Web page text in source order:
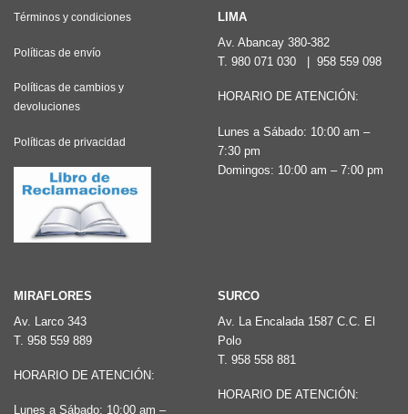
Las
pueden
en
la
página
de
producto
Términos y condiciones
Políticas de envío
Políticas de cambios y
devoluciones
Políticas de privacidad
LIMA
Av. Abancay 380-382
T. 980 071 030 958 559 098
HORARIO DE ATENCIÓN:
Lunes a Sábado: 10:00 am –
7:30 pm
Domingos: 10:00 am – 7:00 pm
MIRAFLORES
Av. Larco 343
T. 958 559 889
HORARIO DE ATENCIÓN:
Lunes a Sábado: 10:00 am –
SURCO
Av. La Encalada 1587 C.C. El
Polo
T. 958 558 881
HORARIO DE ATENCIÓN: